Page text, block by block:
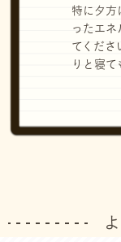
特に夕方
ったエネ
てくださ
りと寝て